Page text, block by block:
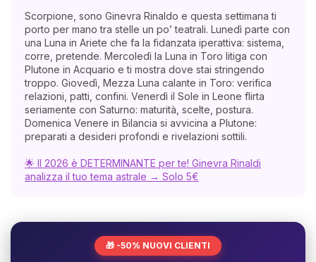
Scorpione, sono Ginevra Rinaldo e questa settimana ti
porto per mano tra stelle un po’ teatrali. Lunedì parte con
una Luna in Ariete che fa la fidanzata iperattiva: sistema,
corre, pretende. Mercoledì la Luna in Toro litiga con
Plutone in Acquario e ti mostra dove stai stringendo
troppo. Giovedì, Mezza Luna calante in Toro: verifica
relazioni, patti, confini. Venerdì il Sole in Leone flirta
seriamente con Saturno: maturità, scelte, postura.
Domenica Venere in Bilancia si avvicina a Plutone:
preparati a desideri profondi e rivelazioni sottili.
🌟 Il 2026 è DETERMINANTE per te! Ginevra Rinaldi
analizza il tuo tema astrale → Solo 5€
🎁 -50% NUOVI CLIENTI